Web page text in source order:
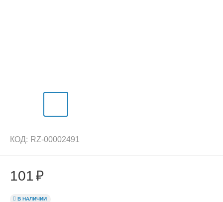
КОД: RZ-00002491
101₽
В НАЛИЧИИ